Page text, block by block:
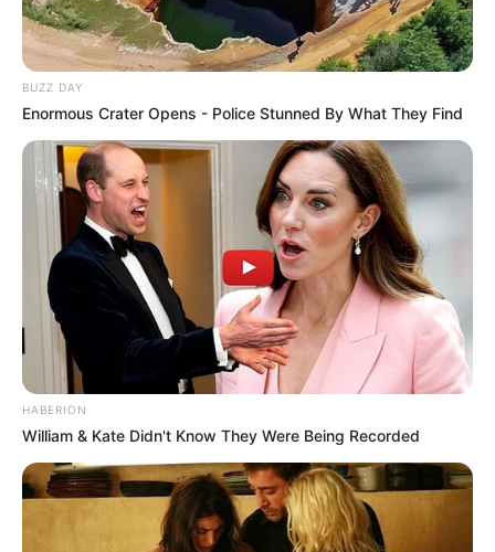
BUZZ DAY
Enormous Crater Opens - Police Stunned By What They Find
HABERION
William & Kate Didn't Know They Were Being Recorded